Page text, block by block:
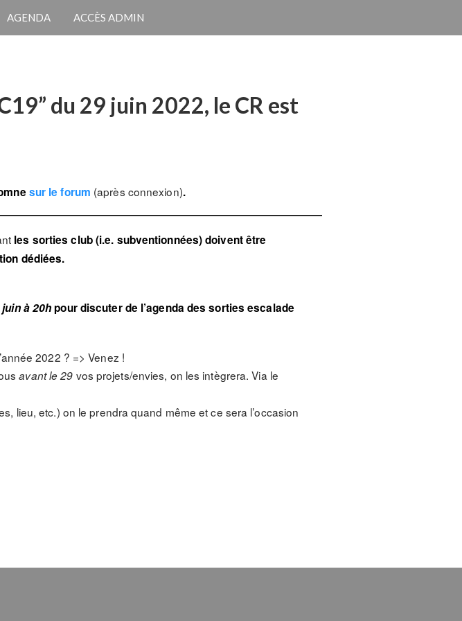
AGENDA ACCÈS ADMIN
du 29 juin 2022, le CR est
sur le forum (après connexion).
les sorties club (i.e. subventionnées) doivent être
dédiées.
à 20hpour discuter de l’agenda des sorties escalade
2022 ? => Venez !
avant le 29 vos projets/envies, on les intègrera. Via le
lieu, etc.) on le prendra quand même et ce sera l’occasion